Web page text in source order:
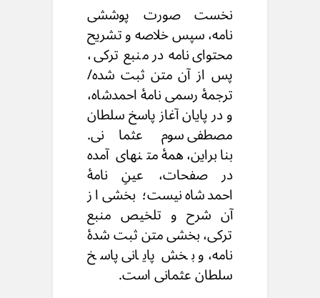
نخست صورت پوششی
نامه، سپس خلاصه و تشریح
محتوای نامه در منبع ترکی،
پس از آن متن ثبت شده/
ترجمهٔ رسمی نامهٔ احمدشاه،
و در پایان آغاز پاسخ سلطان
مصطفی سوم عثمانی.
بنابراین، همهٔ متنهای آمده
در صفحات، عینِ نامهٔ
احمدشاه نیست؛ بخشی از
آن شرح و تلخیص منبع
ترکی، بخشی متن ثبت شدهٔ
نامه، و بخش پایانی پاسخ
سلطان عثمانی است.